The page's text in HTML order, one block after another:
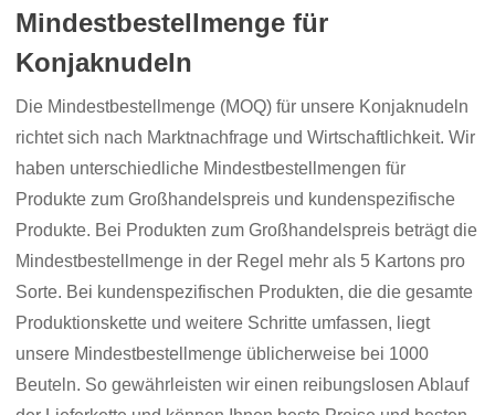
Mindestbestellmenge für
Konjaknudeln
Die Mindestbestellmenge (MOQ) für unsere Konjaknudeln
richtet sich nach Marktnachfrage und Wirtschaftlichkeit. Wir
haben unterschiedliche Mindestbestellmengen für
Produkte zum Großhandelspreis und kundenspezifische
Produkte. Bei Produkten zum Großhandelspreis beträgt die
Mindestbestellmenge in der Regel mehr als 5 Kartons pro
Sorte. Bei kundenspezifischen Produkten, die die gesamte
Produktionskette und weitere Schritte umfassen, liegt
unsere Mindestbestellmenge üblicherweise bei 1000
Beuteln. So gewährleisten wir einen reibungslosen Ablauf